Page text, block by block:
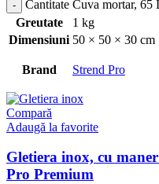
Cantitate Cuva mortar, 65
Greutate
1 kg
Dimensiuni 50 × 50 × 30 cm
Brand Strend Pro
Compară
Adaugă la favorite
Gletiera inox, cu
Pro Premium